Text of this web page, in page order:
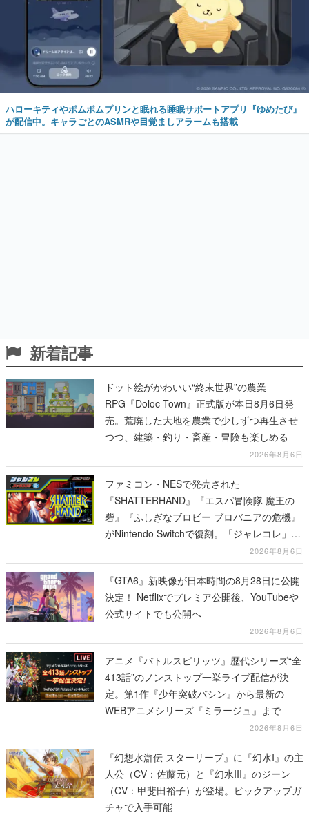
ハローキティやポムポムプリンと眠れる睡眠サポートアプリ『ゆめたび』
が配信中。キャラごとのASMRや目覚ましアラームも搭載
新着記事
ドット絵がかわいい“終末世界”の農業
RPG『Doloc Town』正式版が本日8月6日発
売。荒廃した大地を農業で少しずつ再生させ
つつ、建築・釣り・畜産・冒険も楽しめる
2026年8月6日
ファミコン・NESで発売された
『SHATTERHAND』『エスパ冒険隊 魔王の
砦』『ふしぎなブロビー ブロバニアの危機』
がNintendo Switchで復刻。「ジャレコレ」シ
2026年8月6日
『GTA6』新映像が日本時間の8月28日に公開
決定！ Netflixでプレミア公開後、YouTubeや
公式サイトでも公開へ
2026年8月6日
アニメ『バトルスピリッツ』歴代シリーズ“全
413話”のノンストップ一挙ライブ配信が決
定。第1作『少年突破バシン』から最新の
WEBアニメシリーズ『ミラージュ』まで
2026年8月6日
『幻想水滸伝 スターリープ』に『幻水I』の主
人公（CV：佐藤元）と『幻水III』のジーン
（CV：甲斐田裕子）が登場。ピックアップガ
チャで入手可能